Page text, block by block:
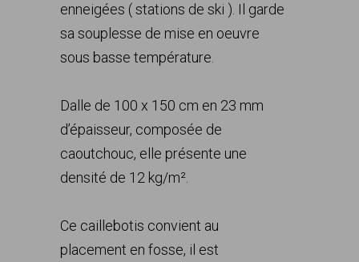
enneigées ( stations de ski ). Il garde
sa souplesse de mise en oeuvre
sous basse température.
Dalle de 100 x 150 cm en 23 mm
d’épaisseur, composée de
caoutchouc, elle présente une
densité de 12 kg/m².
Ce caillebotis convient au
placement en fosse, il est